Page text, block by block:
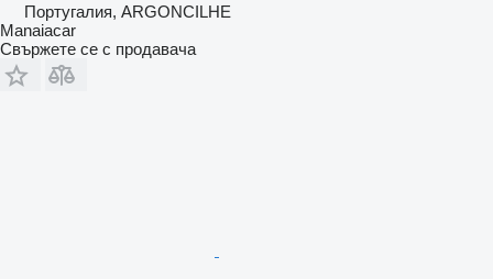
Португалия, ARGONCILHE
Manaiacar
Свържете се с продавача